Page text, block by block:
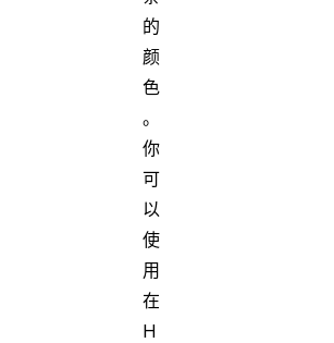
的
颜
色
。
你
可
以
使
用
在
H